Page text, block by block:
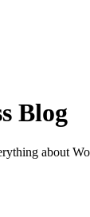
Blog
about